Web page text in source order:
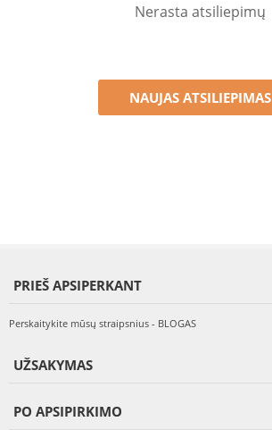
Nerasta atsiliepimų
NAUJAS ATSILIEPIMAS
PRIEŠ APSIPERKANT
Perskaitykite mūsų straipsnius - BLOGAS
UŽSAKYMAS
PO APSIPIRKIMO